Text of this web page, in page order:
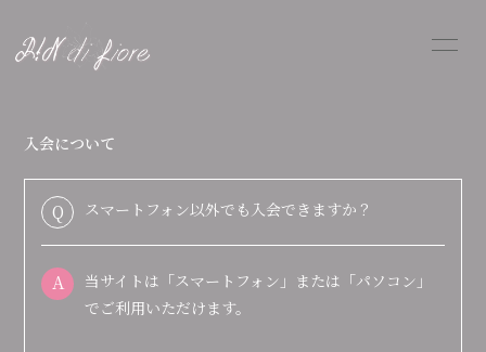
DISCOGRAPHY
FANGOODS
SHOP
BLOG
入会について
Q スマートフォン以外でも入会できますか？
A
当サイトは「スマートフォン」または「パソコン」
でご利用いただけます。